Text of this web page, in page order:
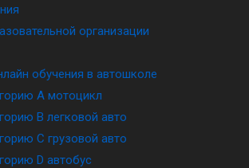
организации
обучения в автошколе
A мотоцикл
B легковой авто
C грузовой авто
D автобус